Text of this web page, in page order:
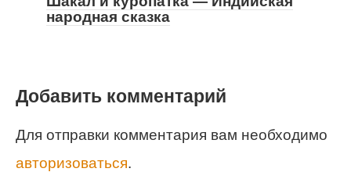
народная сказка
Добавить комментарий
Для отправки комментария вам необходимо
авторизоваться.